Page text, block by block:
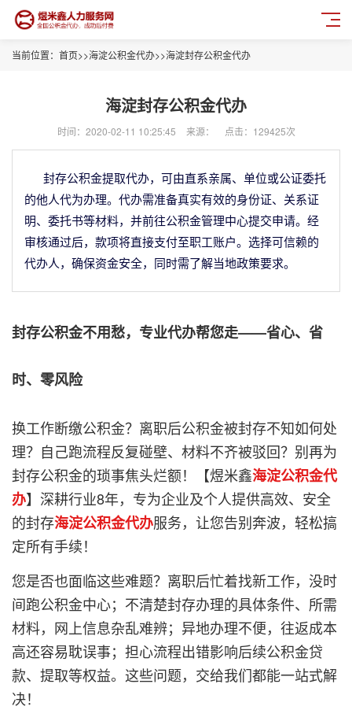
当前位置： 首页>>海淀公积金代办>>海淀封存公积金代办
海淀封存公积金代办
时间：2020-02-11 10:25:45 来源： 点击：129425次
封存公积金提取代办，可由直系亲属、单位或公证委托
的他人代为办理。代办需准备真实有效的身份证、关系证
明、委托书等材料，并前往公积金管理中心提交申请。经
审核通过后，款项将直接支付至职工账户。选择可信赖的
代办人，确保资金安全，同时需了解当地政策要求。
封存公积金不用愁，专业代办帮您走——省心、省
时、零风险
换工作断缴公积金？离职后公积金被封存不知如何处
理？自己跑流程反复碰壁、材料不齐被驳回？别再为
封存公积金的琐事焦头烂额！【煜米鑫海淀公积金代
办】深耕行业8年，专为企业及个人提供高效、安全
的封存海淀公积金代办服务，让您告别奔波，轻松搞
定所有手续！
您是否也面临这些难题？离职后忙着找新工作，没时
间跑公积金中心；不清楚封存办理的具体条件、所需
材料，网上信息杂乱难辨；异地办理不便，往返成本
高还容易耽误事；担心流程出错影响后续公积金贷
款、提取等权益。这些问题，交给我们都能一站式解
决！